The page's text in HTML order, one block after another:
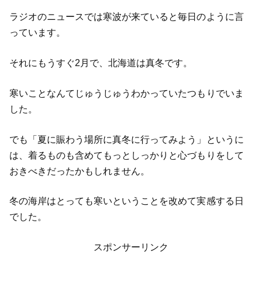
ラジオのニュースでは寒波が来ていると毎日のように言
っています。
それにもうすぐ2月で、北海道は真冬です。
寒いことなんてじゅうじゅうわかっていたつもりでいま
した。
でも「夏に賑わう場所に真冬に行ってみよう」というに
は、着るものも含めてもっとしっかりと心づもりをして
おきべきだったかもしれません。
冬の海岸はとっても寒いということを改めて実感する日
でした。
スポンサーリンク